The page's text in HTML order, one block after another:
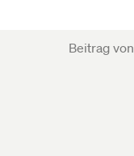
Beitrag von